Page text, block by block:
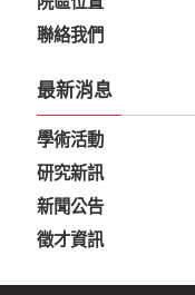
聯絡我們
最新消息
學術活動
研究新訊
新聞公告
徵才資訊